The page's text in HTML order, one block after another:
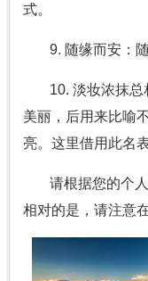
式。
9. 随缘而安：
10. 淡妆浓抹
美丽，后用来比喻
亮。这里借用此名
请根据您的个
相对的是，请注意